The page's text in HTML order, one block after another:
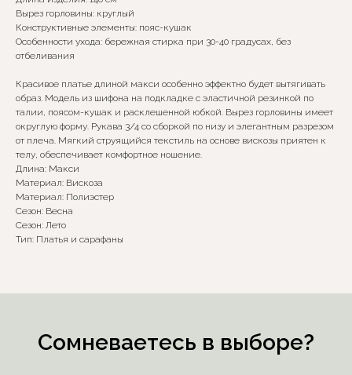
Вырез горловины: круглый
Конструктивные элементы: пояс-кушак
Особенности ухода: бережная стирка при 30-40 градусах, без
отбеливания
Красивое платье длиной макси особенно эффектно будет вытягивать
образ. Модель из шифона на подкладке с эластичной резинкой по
талии, поясом-кушак и расклешенной юбкой. Вырез горловины имеет
округлую форму. Рукава 3/4 со сборкой по низу и элегантным разрезом
от плеча. Мягкий струящийся текстиль на основе вискозы приятен к
телу, обеспечивает комфортное ношение.
Длина: Макси
Материал: Вискоза
Материал: Полиэстер
Сезон: Весна
Сезон: Лето
Тип: Платья и сарафаны
Сомневаетесь в выборе?
Нажмите сюда, чтобы
посмотреть размерную сетку
Или напишите нам и мы
вам поможем!